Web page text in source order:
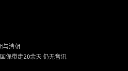
与清朝
保带走20余天 仍无音讯